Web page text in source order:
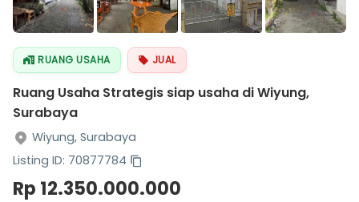
RUANG USAHA JUAL
Ruang Usaha Strategis siap usaha di Wiyung,
Surabaya
Wiyung, Surabaya
Listing ID: 70877784
Rp 12.350.000.000